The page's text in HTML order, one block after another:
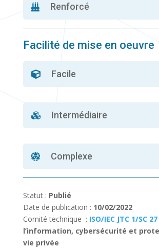
 Renforcé
Facilité de mise en oeuvre
 Facile
 Intermédiaire
 Complexe
Statut : Publié
Date de publication : 10/02/2022
Comité technique : ISO/IEC JTC 1/SC 27
l’information, cybersécurité et
vie privée